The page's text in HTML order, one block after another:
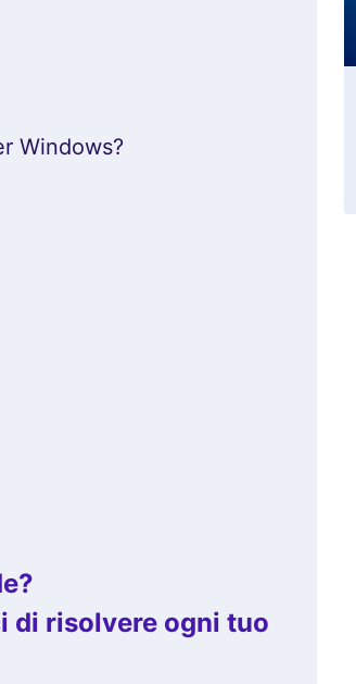
Windows?
di risolvere ogni tuo